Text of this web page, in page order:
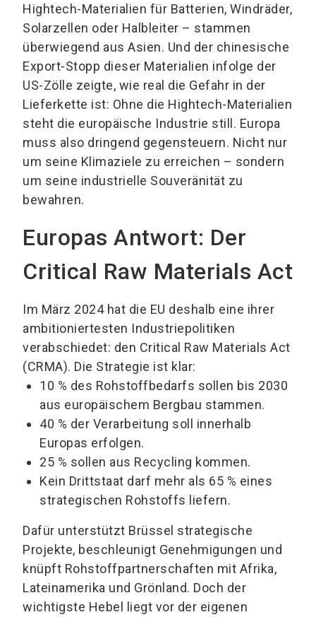
Hightech-Materialien für Batterien, Windräder,
Solarzellen oder Halbleiter – stammen
überwiegend aus Asien. Und der chinesische
Export-Stopp dieser Materialien infolge der
US-Zölle zeigte, wie real die Gefahr in der
Lieferkette ist: Ohne die Hightech-Materialien
steht die europäische Industrie still. Europa
muss also dringend gegensteuern. Nicht nur
um seine Klimaziele zu erreichen – sondern
um seine industrielle Souveränität zu
bewahren.
Europas Antwort: Der
Critical Raw Materials Act
Im März 2024 hat die EU deshalb eine ihrer
ambitioniertesten Industriepolitiken
verabschiedet: den Critical Raw Materials Act
(CRMA). Die Strategie ist klar:
10 % des Rohstoffbedarfs sollen bis 2030
aus europäischem Bergbau stammen.
40 % der Verarbeitung soll innerhalb
Europas erfolgen.
25 % sollen aus Recycling kommen.
Kein Drittstaat darf mehr als 65 % eines
strategischen Rohstoffs liefern.
Dafür unterstützt Brüssel strategische
Projekte, beschleunigt Genehmigungen und
knüpft Rohstoffpartnerschaften mit Afrika,
Lateinamerika und Grönland. Doch der
wichtigste Hebel liegt vor der eigenen